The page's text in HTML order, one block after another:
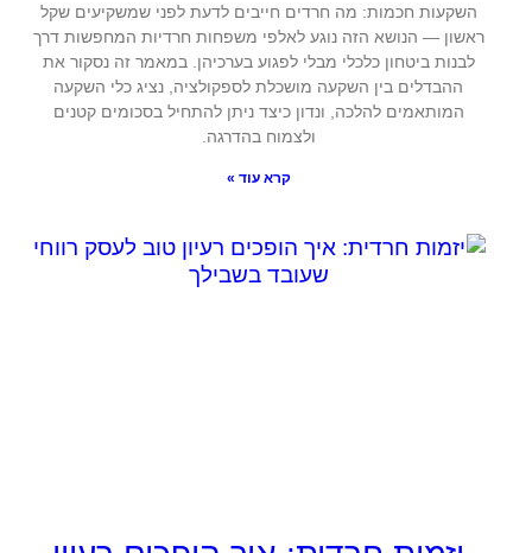
השקעות חכמות: מה חרדים חייבים לדעת לפני שמשקיעים שקל
ראשון — הנושא הזה נוגע לאלפי משפחות חרדיות המחפשות דרך
לבנות ביטחון כלכלי מבלי לפגוע בערכיהן. במאמר זה נסקור את
ההבדלים בין השקעה מושכלת לספקולציה, נציג כלי השקעה
המותאמים להלכה, ונדון כיצד ניתן להתחיל בסכומים קטנים
ולצמוח בהדרגה.
קרא עוד »